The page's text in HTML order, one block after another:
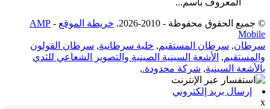
© جميع الحقوق محفوظة - 2010-2026. خريطة الموقع -
AMP
Mobile
سرطان, سرطان المستقيم, خلية سرطانية, سرطان القولون
والمستقيم, الأشعة السينية الصينية والتصوير الشعاعي للثدي
بالأشعة السينية, شركة محدودة.,
إرسال بريد إلكتروني
x